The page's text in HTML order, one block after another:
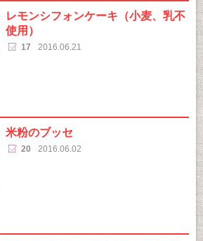
レモンシフォンケーキ（小麦、乳不
使用）
17 2016.06.21
米粉のブッセ
20 2016.06.02